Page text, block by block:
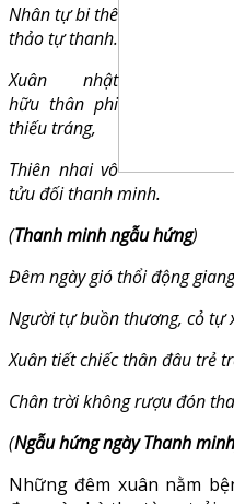
Nhân tự bi thê
thảo tự thanh.
Xuân nhật
hữu thân phi
thiếu tráng,
Thiên nhai vô
tửu đối thanh minh.
(Thanh minh ngẫu hứng)
Đêm ngày gió thổi động
Người tự buồn thương, cỏ tự
Xuân tiết chiếc thân đâu trẻ
Chân trời không rượu đón
(Ngẫu hứng ngày Thanh minh
Những đêm xuân nằm